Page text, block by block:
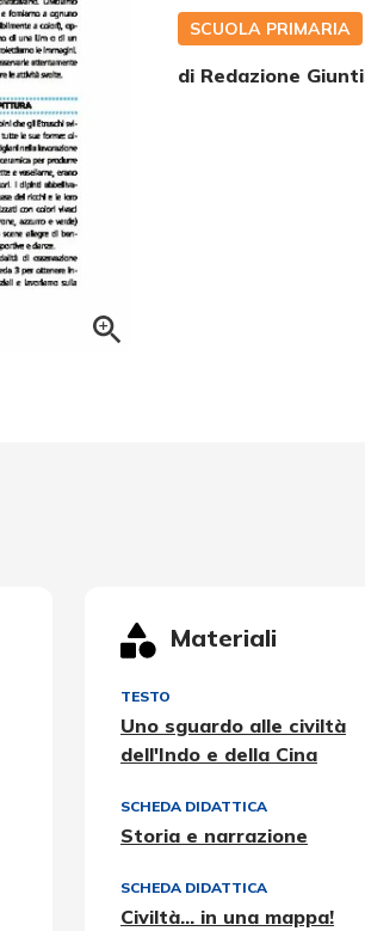
SCUOLA PRIMARIA
di Redazione
Materiali
TESTO
Uno sguardo alle civiltà
dell'Indo e della Cina
SCHEDA DIDATTICA
Storia e narrazione
SCHEDA DIDATTICA
Civiltà... in una mappa!